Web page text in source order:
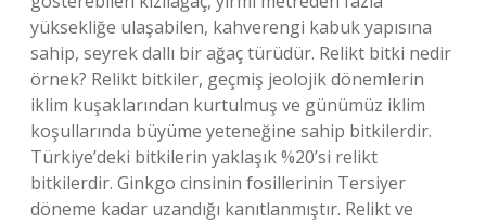
yüksekliğe ulaşabilen, kahverengi kabuk yapısına
sahip, seyrek dallı bir ağaç türüdür. Relikt bitki nedir
örnek? Relikt bitkiler, geçmiş jeolojik dönemlerin
iklim kuşaklarından kurtulmuş ve günümüz iklim
koşullarında büyüme yeteneğine sahip bitkilerdir.
Türkiye’deki bitkilerin yaklaşık %20’si relikt
bitkilerdir. Ginkgo cinsinin fosillerinin Tersiyer
döneme kadar uzandığı kanıtlanmıştır. Relikt ve